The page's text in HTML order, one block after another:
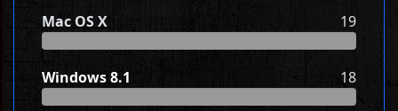
Mac OS X 19
Windows 8.1 18